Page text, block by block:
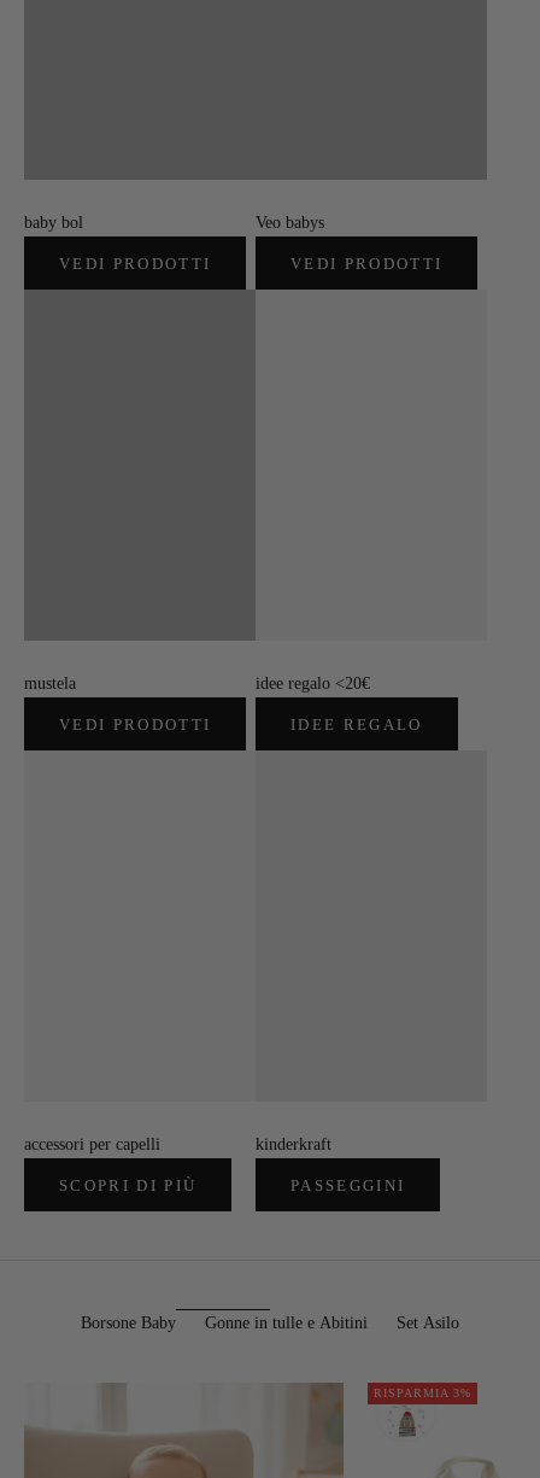
baby bol
VEDI PRODOTTI
Veo babys
VEDI PRODOTTI
mustela
VEDI PRODOTTI
idee regalo <20€
IDEE REGALO
accessori per capelli
SCOPRI DI PIÙ
kinderkraft
PASSEGGINI
Borsone Baby Gonne in tulle e Abitini Set Asilo
RISPARMIA 3%